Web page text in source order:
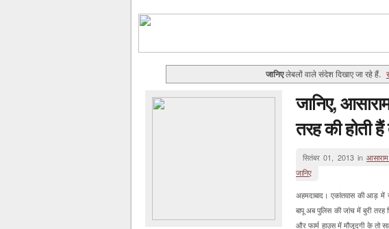
जानिएलेबलों वाले संदेश दिखाए जा रहे हैं.
जानिए,
तरह की होती
सितंबर 01, 2013 in
जानिए
अहमदाबाद। एकांतवास की आड़ में
बापू अब पुलिस की जांच में बुरी
और फार्म हाउस में मौजूदगी के तो